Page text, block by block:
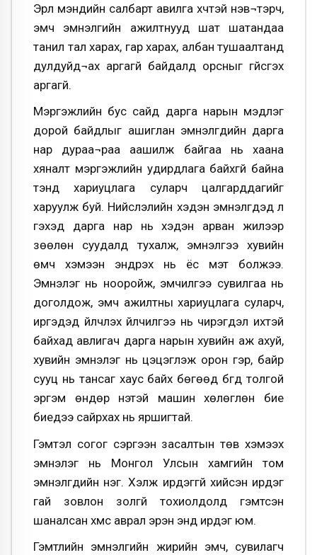
Эрүүл мэндийн салбарт авилга хүчтэй нэв¬тэрч,
эмч эмнэлгийн ажилтнууд шат шатандаа
танил тал харах, гар харах, албан тушаалтанд
дулдуйд¬ах аргагүй байдалд орсныг үгүйсгэх
аргагүй.
Мэргэжлийн бус сайд дарга нарын мэдлэг
дорой байдлыг ашиглан эмнэлгүүдийн дарга
нар дураа¬раа аашилж байгаа нь хаана
хяналт мэргэжлийн удирдлага байхгүй байна
тэнд хариуцлага суларч цалгарддагийг
харуулж буй. Нийслэлийн хэдэн эмнэлгүүдэд л
гэхэд дарга нар нь хэдэн арван жилээр
зөөлөн суудалд тухалж, эмнэлгээ хувийн
өмч хэмээн эндүүрэх нь ёс мэт болжээ.
Эмнэлэг нь нооройж, эмчилгээ сувилгаа нь
доголдож, эмч ажилтны хариуцлага суларч,
иргэдэд үйлчлэх үйлчилгээ нь чирэгдэл ихтэй
байхад авлигач дарга нарын хувийн аж ахуй,
хувийн эмнэлэг нь цэцэглэж орон гэр, байр
сууц нь тансаг хаус байх бөгөөд бүгд толгой
эргэм өндөр үнэтэй машин хөлөглөн бие
биедээ сайрхах нь яршигтай.
Гэмтэл согог сэргээн засалтын төв хэмээх
эмнэлэг нь Монгол Улсын хамгийн том
эмнэлгүүдийн нэг. Хэлж ирдэггүй хийсэн ирдэг
гай зовлон золгүй тохиолдолд гэмтсэн
шаналсан хүмүүс аврал эрэн энд ирдэг юм.
Гэмтлийн эмнэлгийн жирийн эмч, сувилагч